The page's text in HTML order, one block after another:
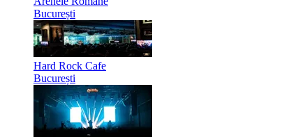
București
Hard Rock Cafe
București